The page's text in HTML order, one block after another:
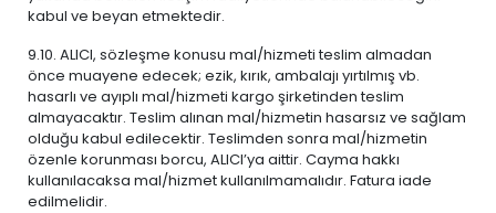
kabul ve beyan etmektedir.
9.10. ALICI, sözleşme konusu mal/hizmeti teslim almadan
önce muayene edecek; ezik, kırık, ambalajı yırtılmış vb.
hasarlı ve ayıplı mal/hizmeti kargo şirketinden teslim
almayacaktır. Teslim alınan mal/hizmetin hasarsız ve sağlam
olduğu kabul edilecektir. Teslimden sonra mal/hizmetin
özenle korunması borcu, ALICI’ya aittir. Cayma hakkı
kullanılacaksa mal/hizmet kullanılmamalıdır. Fatura iade
edilmelidir.